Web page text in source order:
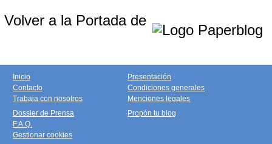
Volver a la Portada de
Inicio
Contacto
Trabaja con nosotros
Presentación
Condiciones generales
Menciones legales
Dossier de Prensa
F.A.Q.
Gestionar cookies
Propón tu blog